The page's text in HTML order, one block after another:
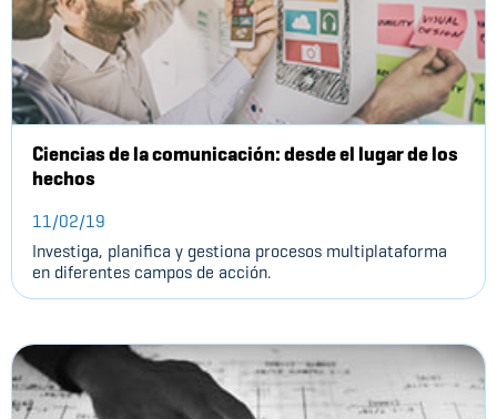
Ciencias de la comunicación: desde el lugar de los
hechos
11/02/19
Investiga, planifica y gestiona procesos multiplataforma
en diferentes campos de acción.